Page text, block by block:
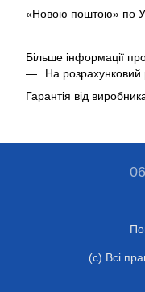
«Новою поштою» по
Більше інформації
На розрахунковий
Гарантія від
(c) Всі